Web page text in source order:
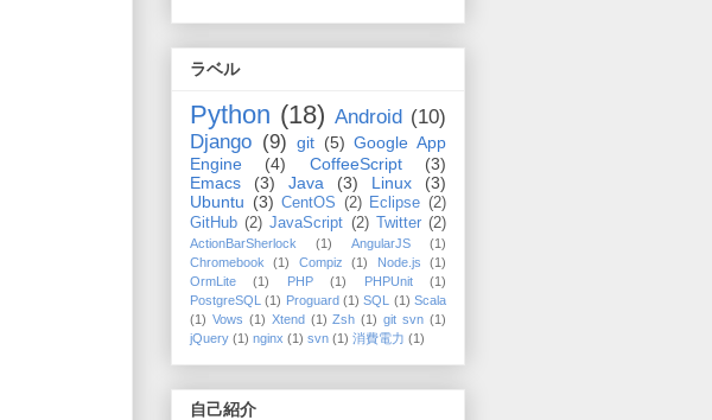
ラベル
Python (18) Android (10)
Django (9) git (5) Google App
Engine
(4) CoffeeScript
(3)
Emacs
(3) Java (3) Linux
(3)
Ubuntu (3) CentOS (2) Eclipse (2)
GitHub (2) JavaScript (2) Twitter (2)
ActionBarSherlock (1) AngularJS
(1)
Chromebook
(1) Compiz (1) Node.js
(1)
OrmLite
(1) PHP (1) PHPUnit
(1)
PostgreSQL
(1) Proguard (1) SQL (1) Scala
(1) Vows (1) Xtend (1) Zsh (1) git svn (1)
jQuery (1) nginx (1) svn (1) 消費電力 (1)
自己紹介